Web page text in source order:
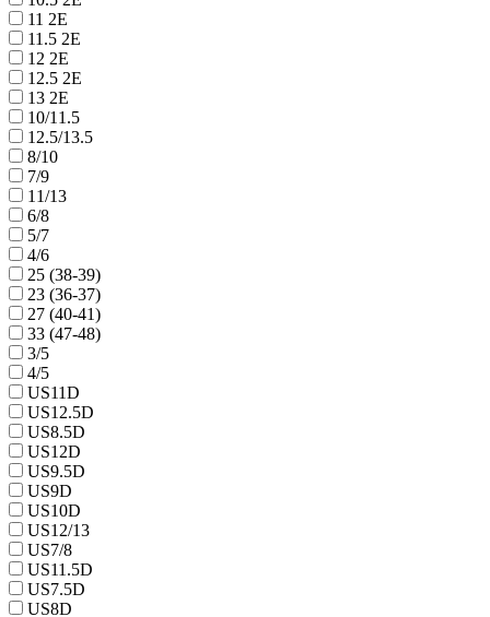
11 2E
11.5 2E
12 2E
12.5 2E
13 2E
10/11.5
12.5/13.5
8/10
7/9
11/13
6/8
5/7
4/6
25 (38-39)
23 (36-37)
27 (40-41)
33 (47-48)
3/5
4/5
US11D
US12.5D
US8.5D
US12D
US9.5D
US9D
US10D
US12/13
US7/8
US11.5D
US7.5D
US8D